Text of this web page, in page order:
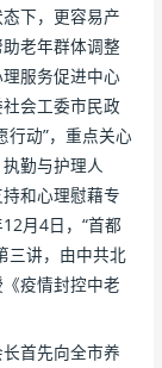
下，更容易产
老年群体调整
服务促进中心
会工委市民政
行动”，重点关心
勤与护理人
和心理慰藉专
月4日，“首都
三讲，由中共北
疫情封控中老
首先向全市养